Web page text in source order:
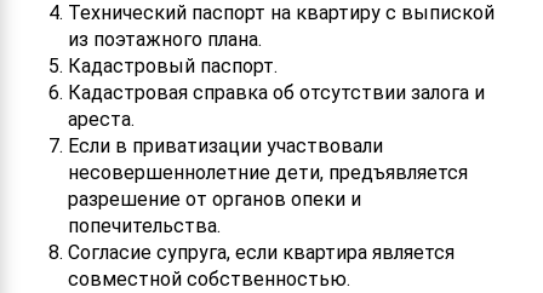
Технический паспорт на квартиру с выпиской
из поэтажного плана.
Кадастровый паспорт.
Кадастровая справка об отсутствии залога и
ареста.
Если в приватизации участвовали
несовершеннолетние дети, предъявляется
разрешение от органов опеки и
попечительства.
Согласие супруга, если квартира является
совместной собственностью.